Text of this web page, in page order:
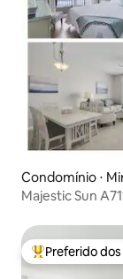
Condomínio ⋅
Majestic Sun
Entre os
Preferido